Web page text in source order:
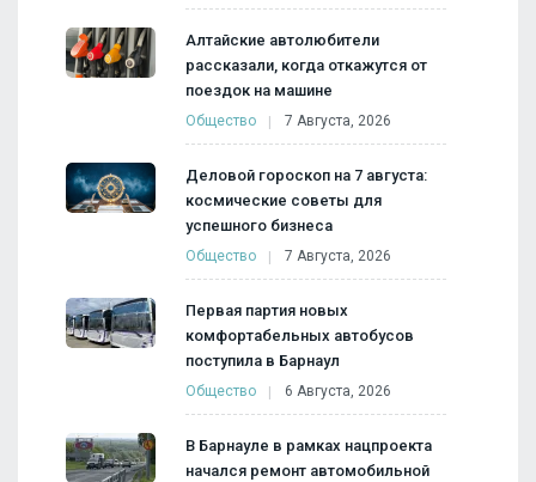
Алтайские автолюбители
рассказали, когда откажутся от
поездок на машине
Общество 7 Августа, 2026
Деловой гороскоп на 7 августа:
космические советы для
успешного бизнеса
Общество 7 Августа, 2026
Первая партия новых
комфортабельных автобусов
поступила в Барнаул
Общество 6 Августа, 2026
В Барнауле в рамках нацпроекта
начался ремонт автомобильной